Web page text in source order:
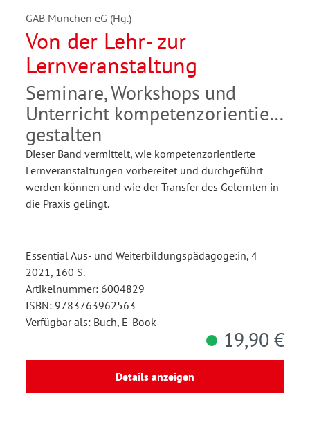
GAB München eG (Hg.)
Von der Lehr- zur
Lernveranstaltung
Seminare, Workshops und
Unterricht kompetenzorientiert
gestalten
Dieser Band vermittelt, wie kompetenzorientierte
Lernveranstaltungen vorbereitet und durchgeführt
werden können und wie der Transfer des Gelernten in
die Praxis gelingt.
Essential Aus- und Weiterbildungspädagoge:in, 4
2021, 160 S.
Artikelnummer: 6004829
ISBN: 9783763962563
Verfügbar als: Buch, E-Book
19,90 €
Details anzeigen